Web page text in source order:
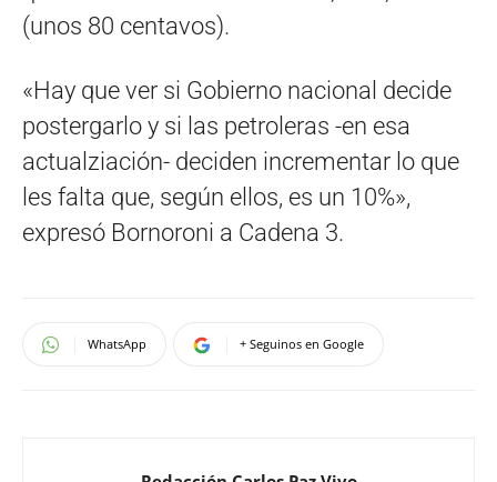
(unos 80 centavos).
«Hay que ver si Gobierno nacional decide
postergarlo y si las petroleras -en esa
actualziación- deciden incrementar lo que
les falta que, según ellos, es un 10%»,
expresó Bornoroni a Cadena 3.
WhatsApp + Seguinos en Google